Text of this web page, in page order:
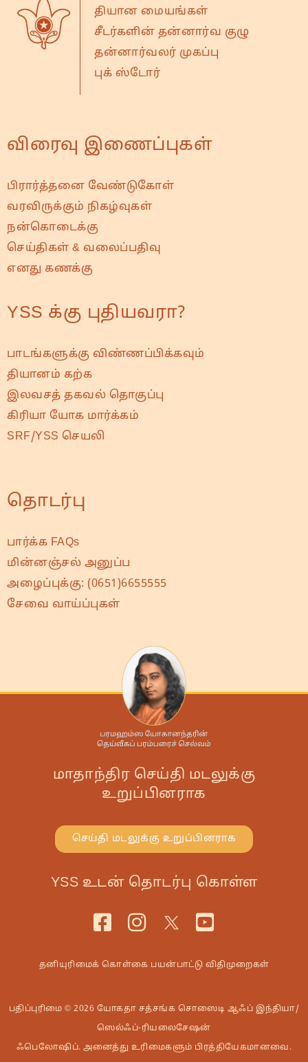
தியான மையங்கள்
சீடர்களின் தன்னார்வ குழு
தன்னார்வலர் முகப்பு
புக் ஸ்டோர்
விரைவு இணைப்புகள்
பிரார்த்தனை வேண்டுகோள்
வரவிருக்கும் நிகழ்வுகள்
நன்கொடைக்கு
செய்திகள் & வலைப்பதிவு
எனது கணக்கு
YSS க்கு புதியவரா?
பாடங்களுக்கு விண்ணப்பிக்கவும்
தியானம் கற்க
இலவசத் தகவல் தொகுப்பு
கிரியா யோக மார்க்கம்
SRF/YSS செயலி
தொடர்பு
பார்க்க FAQs
மின்னஞ்சல் அனுப்ப
அழைப்புக்கு: (0651)6655555
சேவை வாய்ப்புகள்
மாதாந்திர செய்தி மடலுக்கு
உறுப்பினராக
செய்தி மடலுக்கு உறுப்பினராக
YSS உடன் தொடர்பு கொள்ள
பதிப்புரிமை © 2026 யோகதா சத்சங்க சொஸைடி ஆஃப் இந்தியா/
ஸெல்ஃப்-ரியலைசேஷன்
ஃபெலோஷிப். அனைத்து உரிமைகளும் பிரத்தியேகமானவை.
தனியுரிமைக் கொள்கை பயன்பாட்டு விதிமுறைகள்